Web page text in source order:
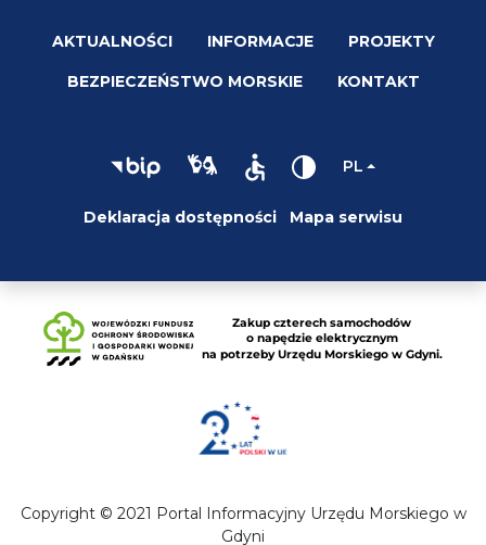
AKTUALNOŚCI INFORMACJE PROJEKTY
BEZPIECZEŃSTWO MORSKIE KONTAKT
PL
Deklaracja dostępności Mapa serwisu
Copyright © 2021 Portal Informacyjny Urzędu Morskiego w
Gdyni